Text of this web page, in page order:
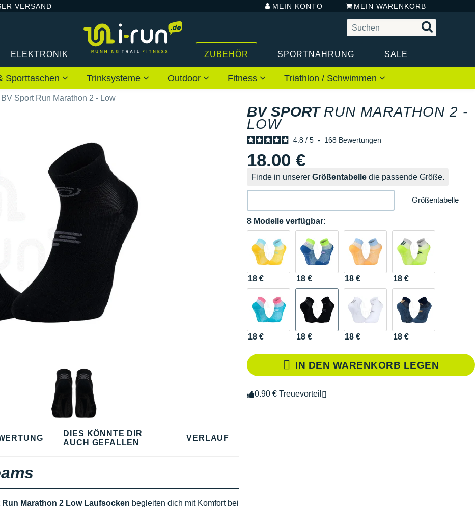
VERSAND MEIN KONTO MEIN WARENKORB
ELEKTRONIK ZUBEHÖR SPORTNAHRUNG SALE
Sporttaschen Trinksysteme Outdoor Fitness Triathlon / Schwimmen
BV Sport Run Marathon 2 - Low
BV SPORT RUN MARATHON 2 -
LOW
4.8 / 5 - 168 Bewertungen
18.00 €
Finde in unserer Größentabelle die passende Größe.
Größentabelle
8 Modelle verfügbar:
18 € 18 € 18 € 18 €
18 € 18 € 18 € 18 €
IN DEN WARENKORB LEGEN
0.90 € Treuevorteil
DIES KÖNNTE DIR
AUCH GEFALLEN
VERLAUF
Run Marathon 2 Low Laufsocken begleiten dich mit Komfort bei